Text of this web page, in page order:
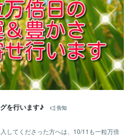
を行います♪
告知
てくださった方へは、10/11も一粒万倍